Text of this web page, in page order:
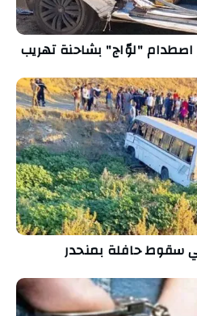
اصطدام "لوّاج" بشاحنة تهريب
سقوط حافلة بمنحدر